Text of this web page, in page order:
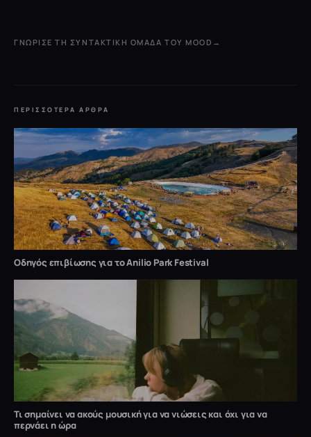
ΓΝΏΡΙΣΕ ΤΗ ΣΥΝΤΑΚΤΙΚΉ ΟΜΆΔΑ ΤΟΥ MOOD →
ΠΕΡΙΣΣΌΤΕΡΑ ΆΡΘΡΑ
Οδηγός επιβίωσης για το Anilio Park Festival
Τι σημαίνει να ακούς μουσική για να νιώσεις και όχι για να
περνάει η ώρα